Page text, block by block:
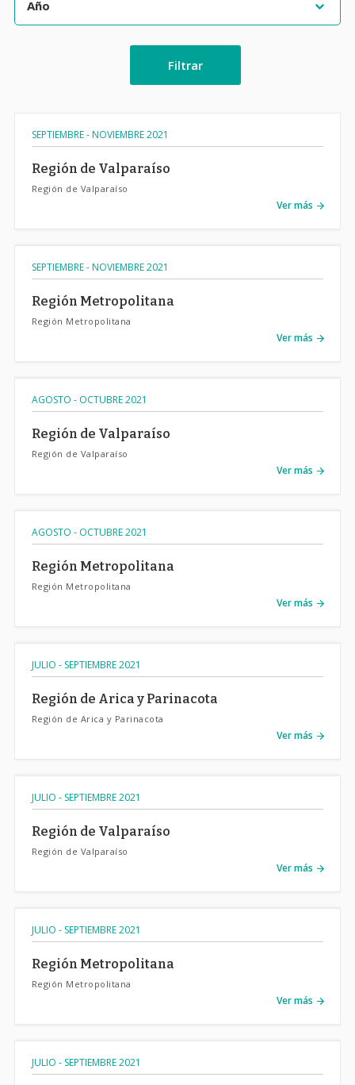
Filtrar
SEPTIEMBRE - NOVIEMBRE 2021
Región de Valparaíso
Región de Valparaíso
Ver más
SEPTIEMBRE - NOVIEMBRE 2021
Región Metropolitana
Región Metropolitana
Ver más
AGOSTO - OCTUBRE 2021
Región de Valparaíso
Región de Valparaíso
Ver más
AGOSTO - OCTUBRE 2021
Región Metropolitana
Región Metropolitana
Ver más
JULIO - SEPTIEMBRE 2021
Región de Arica y Parinacota
Región de Arica y Parinacota
Ver más
JULIO - SEPTIEMBRE 2021
Región de Valparaíso
Región de Valparaíso
Ver más
JULIO - SEPTIEMBRE 2021
Región Metropolitana
Región Metropolitana
Ver más
JULIO - SEPTIEMBRE 2021